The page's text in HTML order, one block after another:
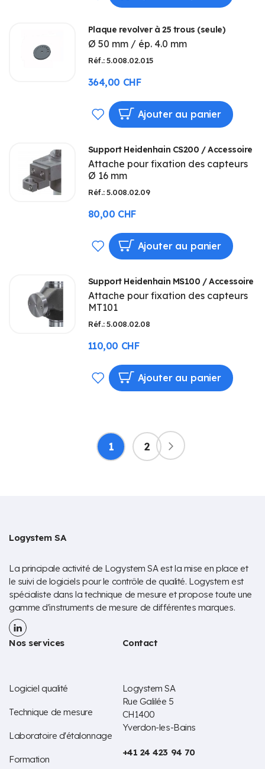
MA
LISTE
D’ENVIE
Plaque revolver à 25 trous (seule)
Ø 50 mm / ép. 4.0 mm
Réf.: 5.008.02.015
364,00 CHF
AJOUTER
MA
LISTE
D’ENVIE
Ajouter au panier
Support Heidenhain CS200 / Accessoire
Attache pour fixation des capteurs
Ø 16 mm
Réf.: 5.008.02.09
80,00 CHF
AJOUTER
MA
LISTE
D’ENVIE
Ajouter au panier
Support Heidenhain MS100 / Accessoire
Attache pour fixation des capteurs
MT101
Réf.: 5.008.02.08
110,00 CHF
AJOUTER
LISTE
D’ENVIE
Ajouter au panier
Page
Vous
lisez
1 Page
2 Page
Suivant
Logystem SA
La principale activité de Logystem SA est la mise en place et
le suivi de logiciels pour le contrôle de qualité. Logystem est
spécialiste dans la technique de mesure et propose toute une
gamme d'instruments de mesure de différentes marques.
Nos services
Logiciel qualité
Technique de mesure
Laboratoire d'étalonnage
Formation
Contact
Logystem SA
Rue Galilée 5
CH1400
Yverdon-les-Bains
+41 24 423 94 70